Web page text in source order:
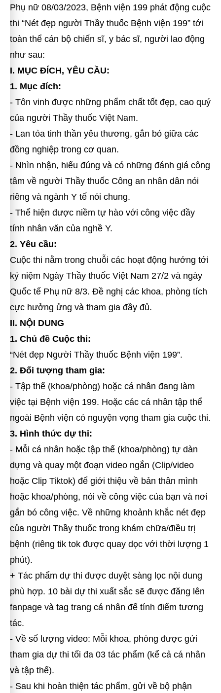
Phụ nữ 08/03/2023, Bệnh viện 199 phát động cuộc
thi “Nét đẹp người Thầy thuốc Bệnh viện 199” tới
toàn thể cán bộ chiến sĩ, y bác sĩ, người lao động
như sau:
I. MỤC ĐÍCH, YÊU CẦU:
1. Mục đích:
- Tôn vinh được những phẩm chất tốt đẹp, cao quý
của người Thầy thuốc Việt Nam.
- Lan tỏa tinh thần yêu thương, gắn bó giữa các
đồng nghiệp trong cơ quan.
- Nhìn nhận, hiểu đúng và có những đánh giá công
tâm về người Thầy thuốc Công an nhân dân nói
riêng và ngành Y tế nói chung.
- Thể hiện được niềm tự hào với công việc đầy
tính nhân văn của nghề Y.
2. Yêu cầu:
Cuộc thi nằm trong chuỗi các hoạt động hướng tới
kỷ niệm Ngày Thầy thuốc Việt Nam 27/2 và ngày
Quốc tế Phụ nữ 8/3. Đề nghị các khoa, phòng tích
cực hưởng ửng và tham gia đầy đủ.
II. NỘI DUNG
1. Chủ đề Cuộc thi:
“Nét đẹp Người Thầy thuốc Bệnh viện 199”.
2. Đối tượng tham gia:
- Tập thể (khoa/phòng) hoặc cá nhân đang làm
việc tại Bệnh viện 199. Hoặc các cá nhân tập thể
ngoài Bệnh viện có nguyện vọng tham gia cuộc thi.
3. Hình thức dự thi:
- Mỗi cá nhân hoặc tập thể (khoa/phòng) tự dàn
dựng và quay một đoạn video ngắn (Clip/video
hoặc Clip Tiktok) để giới thiệu về bản thân mình
hoặc khoa/phòng, nói về công việc của bạn và nơi
gắn bó công việc. Về những khoảnh khắc nét đẹp
của người Thầy thuốc trong khám chữa/điều trị
bệnh (riêng tik tok được quay dọc với thời lượng 1
phút).
+ Tác phẩm dự thi được duyệt sàng lọc nội dung
phù hợp. 10 bài dự thi xuất sắc sẽ được đăng lên
fanpage và tag trang cá nhân để tính điểm tương
tác.
- Về số lượng video: Mỗi khoa, phòng được gửi
tham gia dự thi tối đa 03 tác phẩm (kể cả cá nhân
và tập thể).
- Sau khi hoàn thiện tác phẩm, gửi về bộ phận